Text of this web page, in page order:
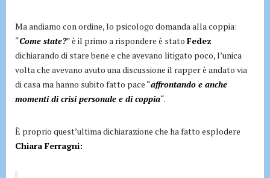
Ma andiamo con ordine, lo psicologo domanda alla coppia:
“Come state?” è il primo a rispondere è stato Fedez
dichiarando di stare bene e che avevano litigato poco, l’unica
volta che avevano avuto una discussione il rapper è andato via
di casa ma hanno subito fatto pace “affrontando e anche
momenti di crisi personale e di coppia“.
È proprio quest’ultima dichiarazione che ha fatto esplodere
Chiara Ferragni: